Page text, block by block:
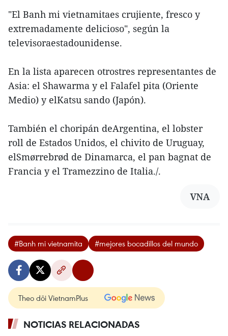
"El Banh mi vietnamitaes crujiente, fresco y
extremadamente delicioso", según la
televisoraestadounidense.
En la lista aparecen otrostres representantes de
Asia: el Shawarma y el Falafel pita (Oriente
Medio) y elKatsu sando (Japón).
También el choripán deArgentina, el lobster
roll de Estados Unidos, el chivito de Uruguay,
elSmørrebrød de Dinamarca, el pan bagnat de
Francia y el Tramezzino de Italia./.
VNA
#Banh mi vietnamita #mejores bocadillos del mundo
Theo dõi VietnamPlus
NOTICIAS RELACIONADAS